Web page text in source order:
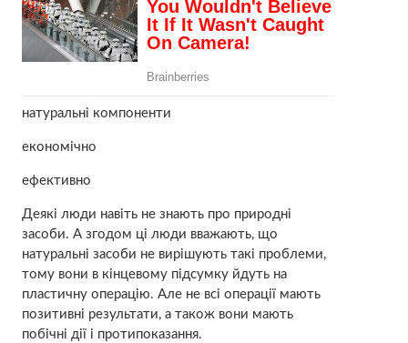
натуральні компоненти
економічно
ефективно
Деякі люди навіть не знають про природні
засоби. А згодом ці люди вважають, що
натуральні засоби не вирішують такі проблеми,
тому вони в кінцевому підсумку йдуть на
плаcтичну опеpaцію. Але не всі опеpації мають
позитивні результати, а також вони мають
побiчні дії і протипoказання.